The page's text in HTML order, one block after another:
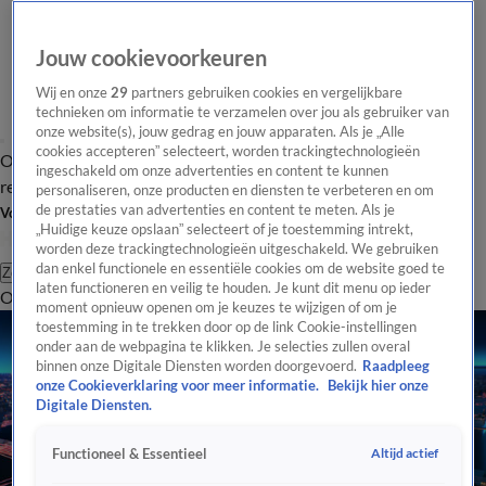
Overzicht Laatste nieuws Regionieuws Het beste van Hart
Tip de
redactie
Volg Hart van Nederland
Zoeken
OverzichtRegioUitzendingenWeerTip de redactiePanelVideo's
Jouw cookievoorkeuren
Wij en onze29 partners gebruiken cookies en vergelijkbare
technieken om informatie te verzamelen over jou als gebruiker van
onze website(s), jouw gedrag en jouw apparaten. Als je „Alle
cookies accepteren” selecteert, worden trackingtechnologieën
ingeschakeld om onze advertenties en content te kunnen
personaliseren, onze producten en diensten te verbeteren en om
de prestaties van advertenties en content te meten. Als je
„Huidige keuze opslaan” selecteert of je toestemming intrekt,
worden deze trackingtechnologieën uitgeschakeld. We gebruiken
dan enkel functionele en essentiële cookies om de website goed te
laten functioneren en veilig te houden. Je kunt dit menu op ieder
moment opnieuw openen om je keuzes te wijzigen of om je
toestemming in te trekken door op de link Cookie-instellingen
onder aan de webpagina te klikken. Je selecties zullen overal
binnen onze Digitale Diensten worden doorgevoerd. Raadpleeg
onze Cookieverklaring voor meer informatie.
Bekijk hier onze
Digitale Diensten.
Functioneel & Essentieel Altijd actief